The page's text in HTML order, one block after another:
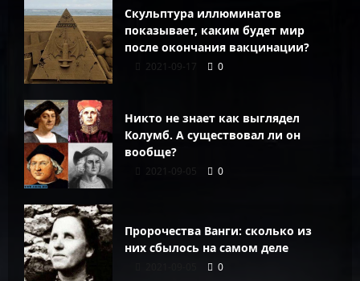
Скульптура иллюминатов
показывает, каким будет мир
после окончания вакцинации?
2021-09-17 0
Никто не знает как выглядел
Колумб. А существовал ли он
вообще?
2021-09-05 0
Пророчества Ванги: сколько из
них сбылось на самом деле
0